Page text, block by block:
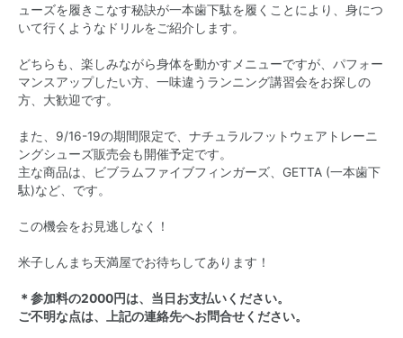
ューズを履きこなす秘訣が一本歯下駄を履くことにより、身につ
いて行くようなドリルをご紹介します。
どちらも、楽しみながら身体を動かすメニューですが、パフォー
マンスアップしたい方、一味違うランニング講習会をお探しの
方、大歓迎です。
また、9/16-19の期間限定で、ナチュラルフットウェアトレーニ
ングシューズ販売会も開催予定です。
主な商品は、ビブラムファイブフィンガーズ、GETTA (一本歯下
駄)など、です。
この機会をお見逃しなく！
米子しんまち天満屋でお待ちしてあります！
＊参加料の2000円は、当日お支払いください。
ご不明な点は、上記の連絡先へお問合せください。